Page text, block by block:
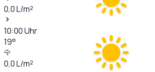
0,0L/m²
10:00Uhr
19°
0,0L/m²